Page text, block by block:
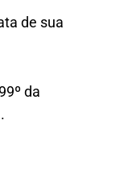
de sua
da